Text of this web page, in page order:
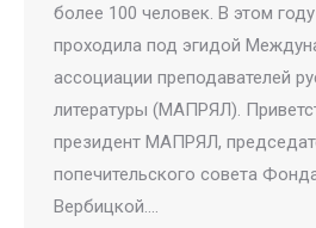
более 100 человек. В этом
проходила под эгидой
ассоциации преподавателей
литературы (МАПРЯЛ).
президент МАПРЯЛ,
попечительского совета
Вербицкой.…